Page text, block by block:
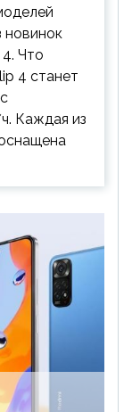
новинок
Что
4 станет
Каждая из